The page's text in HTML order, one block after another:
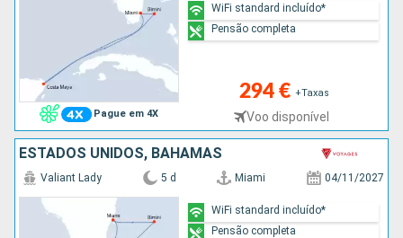
Pague em 4X
294 € +Taxas
Voo disponível
WiFi standard incluído*
Pensão completa
ESTADOS UNIDOS, BAHAMAS
Valiant Lady 5 d Miami 04/11/2027
WiFi standard incluído*
Pensão completa